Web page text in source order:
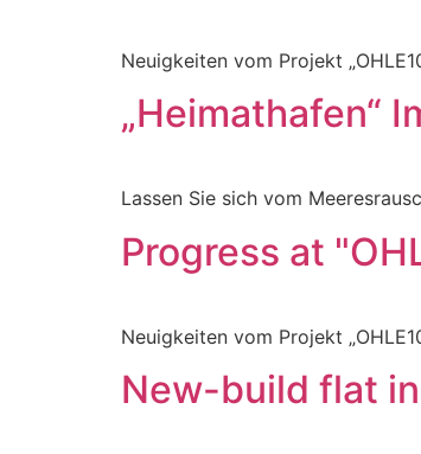
Neuigkeiten vom Projekt
„Heimathafen“
Lassen Sie sich vom
Progress at
Neuigkeiten vom Projekt
New-build flat